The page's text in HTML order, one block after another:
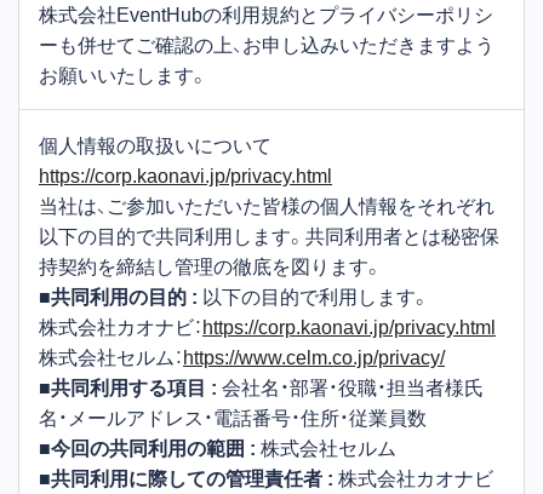
株式会社EventHubの利用規約とプライバシーポリシ
ーも併せてご確認の上、お申し込みいただきますよう
お願いいたします。
個人情報の取扱いについて
https://corp.kaonavi.jp/privacy.html
当社は、ご参加いただいた皆様の個人情報をそれぞれ
以下の目的で共同利用します。共同利用者とは秘密保
持契約を締結し管理の徹底を図ります。
■共同利用の目的 : 以下の目的で利用します。
株式会社カオナビ：https://corp.kaonavi.jp/privacy.html
株式会社セルム：https://www.celm.co.jp/privacy/
■共同利用する項目 : 会社名・部署・役職・担当者様氏
名・メールアドレス・電話番号・住所・従業員数
■今回の共同利用の範囲 : 株式会社セルム
■共同利用に際しての管理責任者 : 株式会社カオナビ